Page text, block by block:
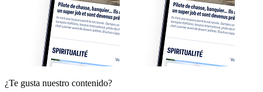
¿Te gusta nuestro contenido?